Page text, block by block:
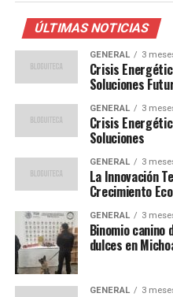
La aparente cobertura casi
contrasta con las
interrupciones
recolección de residuos y
institucional. Estas fallas
vida de los adultos, sino
desarrollo físico,
Durante el taller, los
cómo una prestación
está directamente
como la educación, la
También se abordaron
ciudadanos puedan
peticiones y denuncias ante
ÚLTIMAS NOTICIAS
GENERAL 3
Crisis
Soluciones
GENERAL 3
Crisis
Soluciones
GENERAL 3
La Innovación
Crecimiento
GENERAL 3
Binomio
dulces en
GENERAL 3